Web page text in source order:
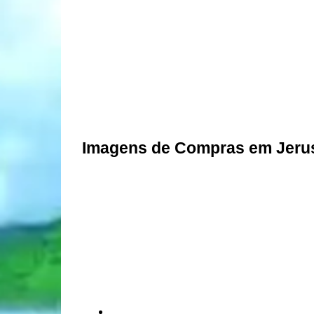
Imagens de Compras em